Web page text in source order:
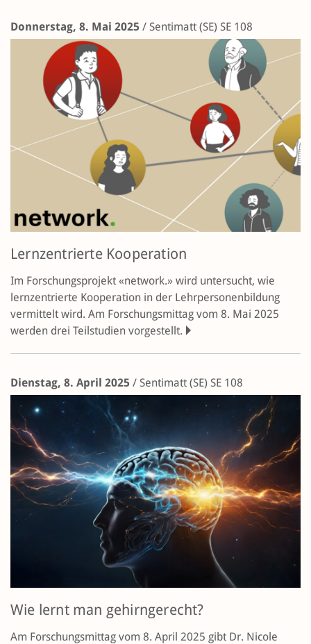
Donnerstag, 8. Mai 2025 / Sentimatt (SE) SE 108
Lernzentrierte Kooperation
Im Forschungsprojekt «network.» wird untersucht, wie
lernzentrierte Kooperation in der Lehrpersonenbildung
vermittelt wird. Am Forschungsmittag vom 8. Mai 2025
werden drei Teilstudien vorgestellt.
Dienstag, 8. April 2025 / Sentimatt (SE) SE 108
Wie lernt man gehirngerecht?
Am Forschungsmittag vom 8. April 2025 gibt Dr. Nicole